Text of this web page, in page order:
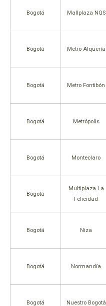
Bogotá Mallplaza NQS
Bogotá Metro Alquería
Bogotá Metro Fontibón
Bogotá Metrópolis
Bogotá Monteclaro
Bogotá
Multiplaza La
Felicidad
Bogotá Niza
Bogotá Normandía
Bogotá Nuestro Bogotá